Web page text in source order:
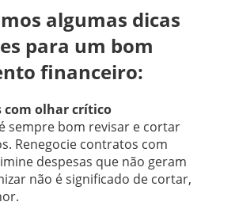
algumas dicas
para um bom
financeiro:
com olhar crítico
sempre bom revisar e cortar
Renegocie contratos com
despesas que não geram
não é significado de cortar,